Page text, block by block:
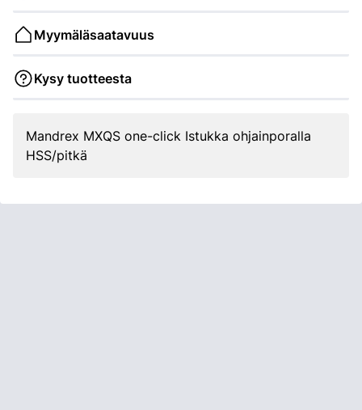
Myymäläsaatavuus
Kysy tuotteesta
Mandrex MXQS one-click Istukka ohjainporalla
HSS/pitkä